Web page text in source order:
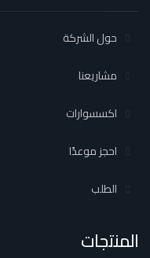
حول الشركة
مشاريعنا
اكسسوارات
احجز موعدًا
الطلب
المنتجات